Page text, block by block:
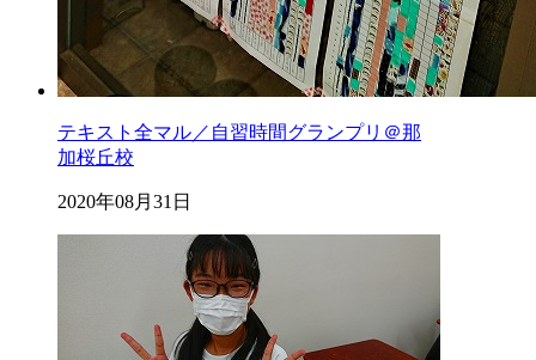
テキスト全マル／自習時間グランプリ＠那
加桜丘校
2020年08月31日